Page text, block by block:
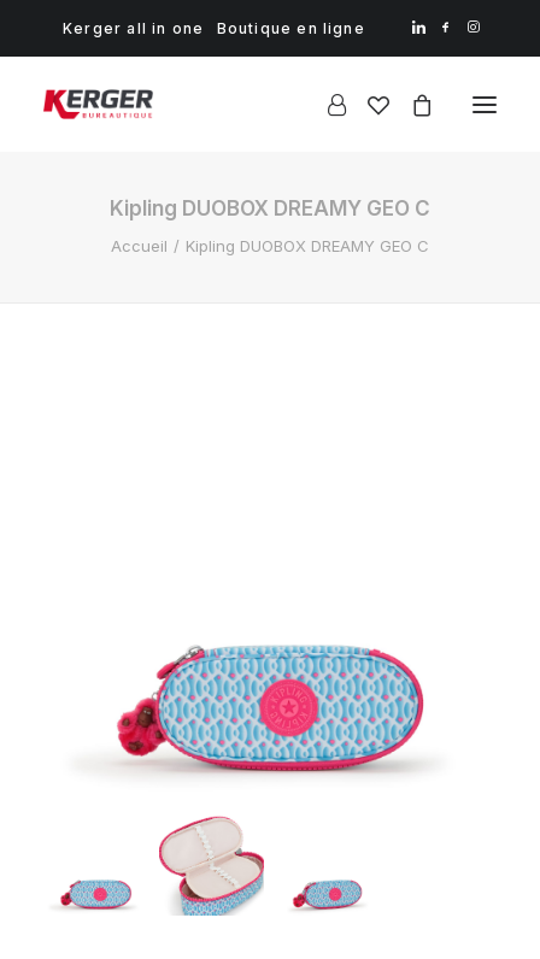
Kerger all in one Boutique en ligne
Kipling DUOBOX DREAMY GEO C
Accueil Kipling DUOBOX DREAMY GEO C